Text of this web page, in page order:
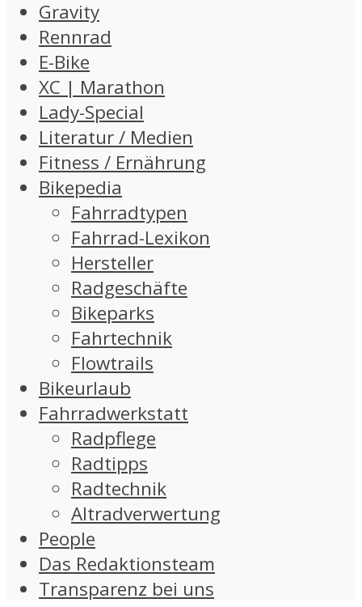
Gravity
Rennrad
E-Bike
XC | Marathon
Lady-Special
Literatur / Medien
Fitness / Ernährung
Bikepedia
Fahrradtypen
Fahrrad-Lexikon
Hersteller
Radgeschäfte
Bikeparks
Fahrtechnik
Flowtrails
Bikeurlaub
Fahrradwerkstatt
Radpflege
Radtipps
Radtechnik
Altradverwertung
People
Das Redaktionsteam
Transparenz bei uns